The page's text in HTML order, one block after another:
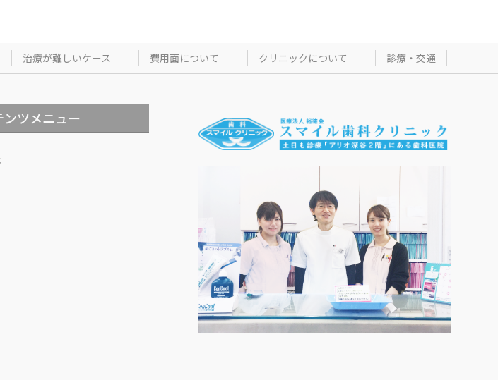
治療が難しいケース 費用面について クリニックについて 診療・交通
ンツメニュー